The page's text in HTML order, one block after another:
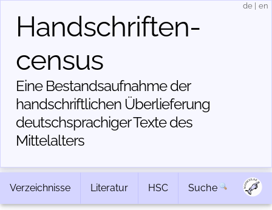
Handschriften­
census
Eine Bestandsaufnahme der
handschriftlichen Über­lieferung
deutschsprachiger Texte des
Mittelalters
de en
Verzeichnisse Literatur HSC Suche